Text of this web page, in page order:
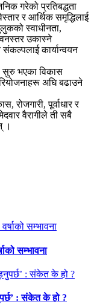
गरेको प्रतिबद्धता
र आर्थिक समृद्धिलाई
स्वाधीनता,
उकास्ने
संकल्पलाई कार्यान्वयन
सुरु भएका विकास
अघि बढाउने
रोजगारी, पूर्वाधार र
वैरागीले ती सबै
।
सम्भावना
: संकेत के हो ?